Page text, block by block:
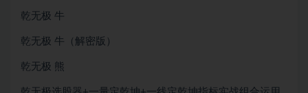
乾无极 牛
乾无极 牛（解密版）
乾无极 熊